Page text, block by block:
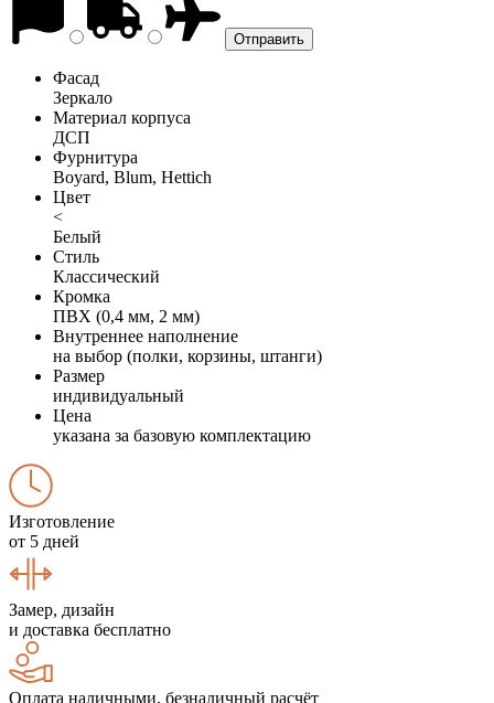
Фасад
Зеркало
Материал корпуса
ДСП
Фурнитура
Boyard, Blum, Hettich
Цвет
<
Белый
Стиль
Классический
Кромка
ПВХ (0,4 мм, 2 мм)
Внутреннее наполнение
на выбор (полки, корзины, штанги)
Размер
индивидуальный
Цена
указана за базовую комплектацию
Изготовление
от 5 дней
Замер, дизайн
и доставка бесплатно
Оплата наличными, безналичный расчёт